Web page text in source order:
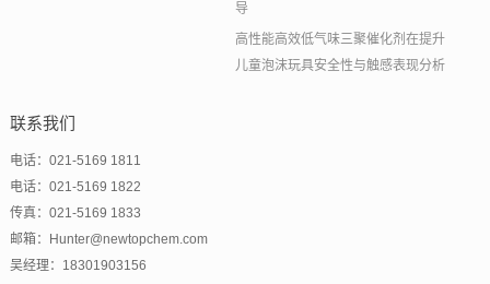
导
高性能高效低气味三聚催化剂在提升
儿童泡沫玩具安全性与触感表现分析
联系我们
电话：021-5169 1811
电话：021-5169 1822
传真：021-5169 1833
邮箱：Hunter@newtopchem.com
吴经理：18301903156